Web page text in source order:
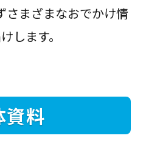
さまざまなおでかけ情
します。
資料